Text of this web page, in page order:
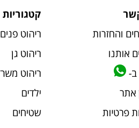
והחזרות
אותנו
אתר
פרטיות
ריהוט פנים
ריהוט גן
ריהוט
ילדים
שטיחים